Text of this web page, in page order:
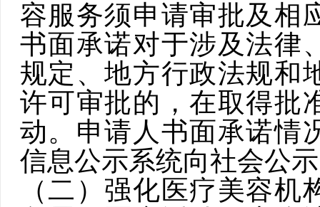
容服务须申请审批及相
书面承诺对于涉及法律
规定、地方行政法规和
许可审批的 ，在取得批
动。申请人书面承诺情
信息公示系统向社会公示
（二）强化医疗美容机